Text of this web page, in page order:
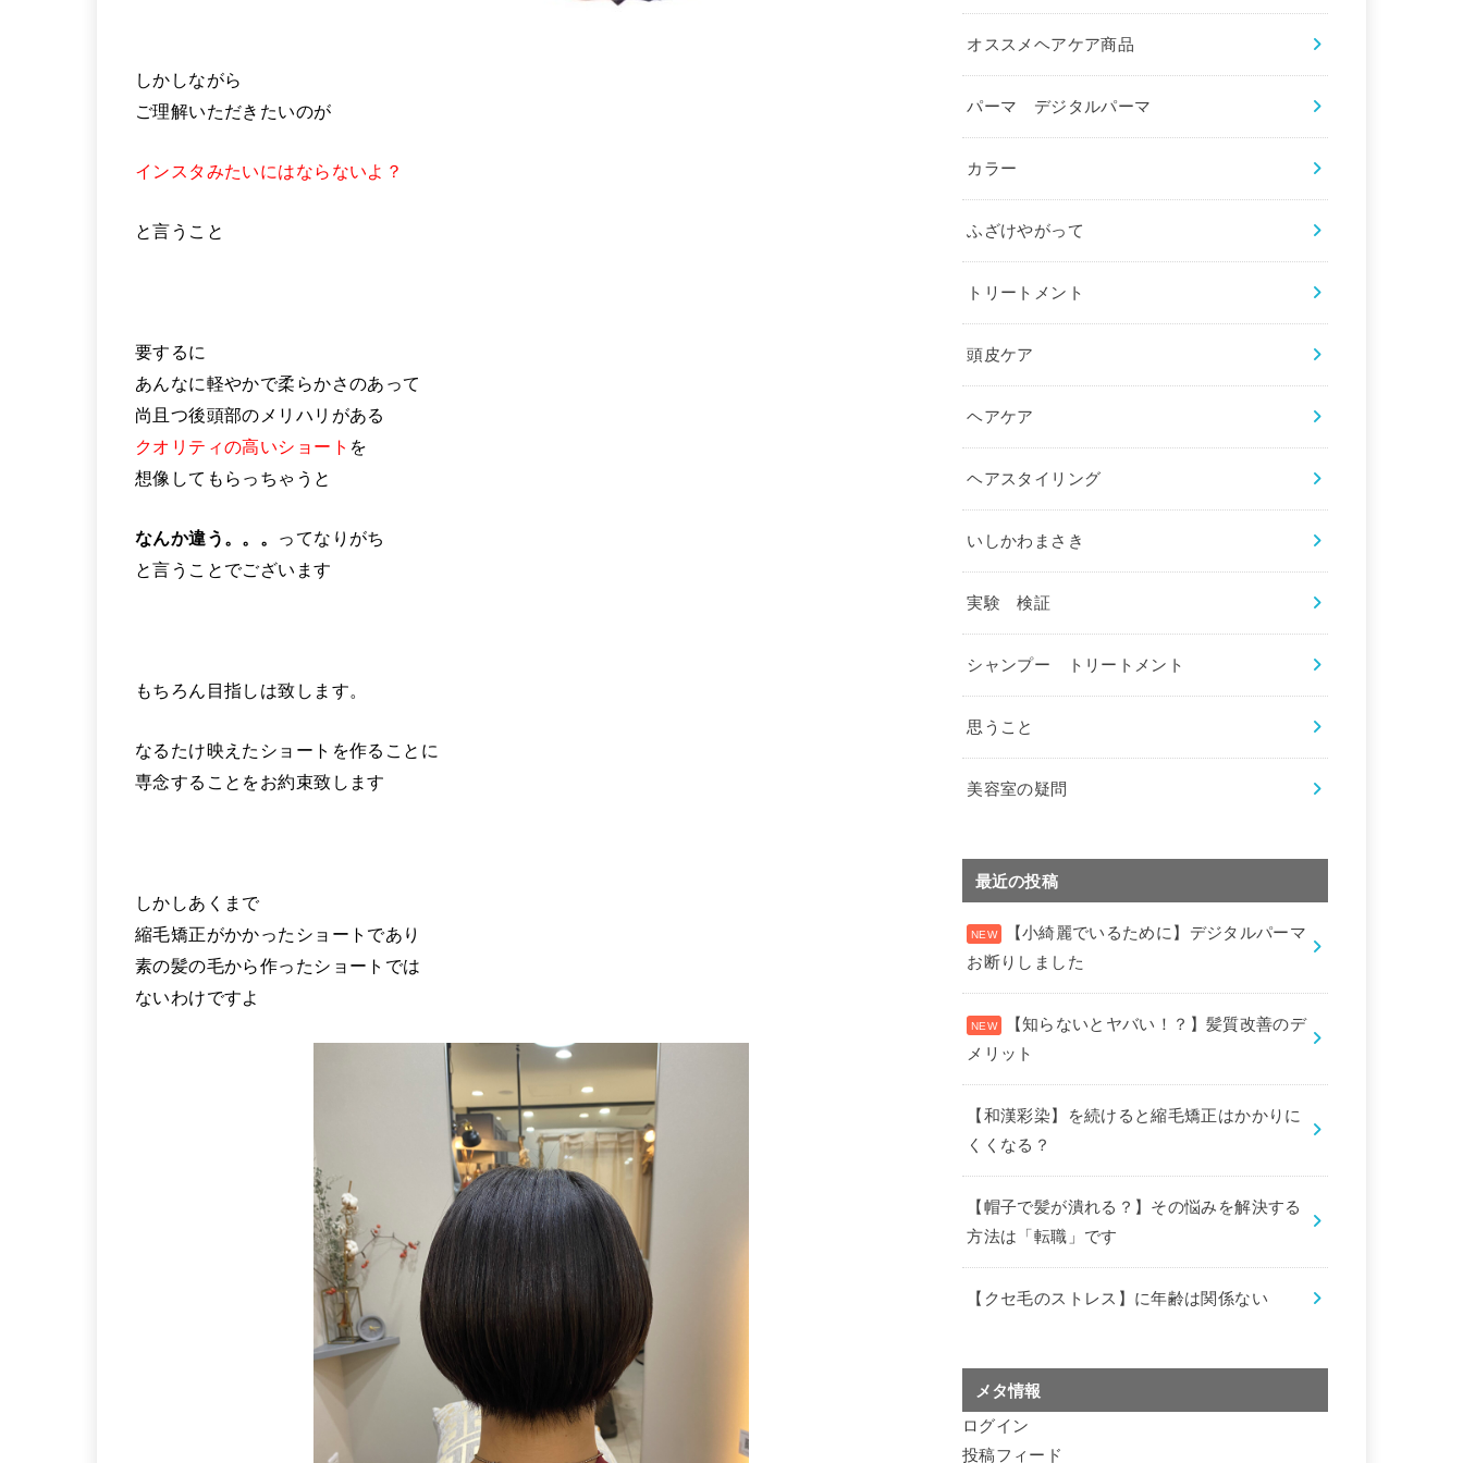
しかしながら
ご理解いただきたいのが
インスタみたいにはならないよ？
と言うこと
要するに
あんなに軽やかで柔らかさのあって
尚且つ後頭部のメリハリがある
クオリティの高いショート を
想像してもらっちゃうと
なんか違う。。。 ってなりがち
と言うことでございます
もちろん目指しは致します。
なるたけ映えたショートを作ることに
専念することをお約束致します
しかしあくまで
縮毛矯正がかかったショートであり
素の髪の毛から作ったショートでは
ないわけですよ
オススメヘアケア商品
パーマ デジタルパーマ
カラー
ふざけやがって
トリートメント
頭皮ケア
ヘアケア
ヘアスタイリング
いしかわまさき
実験 検証
シャンプー トリートメント
思うこと
美容室の疑問
最近の投稿
【小綺麗でいるために】デジタルパーマ
お断りしました
【知らないとヤバい！？】髪質改善のデ
メリット
【和漢彩染】を続けると縮毛矯正はかかりに
くくなる？
【帽子で髪が潰れる？】その悩みを解決する
方法は「転職」です
【クセ毛のストレス】に年齢は関係ない
メタ情報
ログイン
投稿フィード